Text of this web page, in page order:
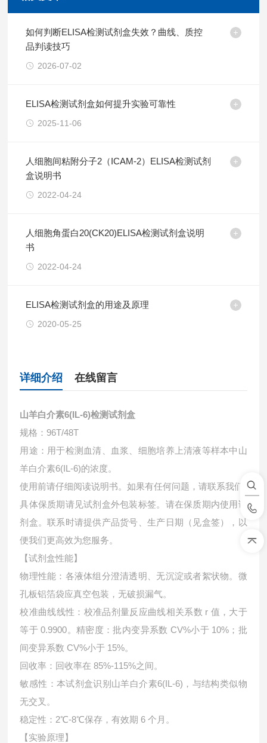
如何判断ELISA检测试剂盒失效？曲线、质控
品判读技巧
2026-07-02
ELISA检测试剂盒如何提升实验可靠性
2025-11-06
人细胞间粘附分子2（ICAM-2）ELISA检测试剂
盒说明书
2022-04-24
人细胞角蛋白20(CK20)ELISA检测试剂盒说明
书
2022-04-24
ELISA检测试剂盒的用途及原理
2020-05-25
详细介绍 在线留言
山羊白介素6(IL-6)检测试剂盒
规格：96T/48T
用途：用于检测血清、血浆、细胞培养上清液等样本中 山
羊白介素6(IL-6)的浓度。
使用前请仔细阅读说明书。如果有任何问题，请联系我们
具体保质期请见试剂盒外包装标签。请在保质期内使用试
剂盒。联系时请提供产品货号、生产日期（见盒签），以
便我们更高效为您服务。
【试剂盒性能】
物理性能：各液体组分澄清透明、无沉淀或者絮状物。微
孔板铝箔袋应真空包装，无破损漏气。
校准曲线线性：校准品剂量反应曲线相关系数 r 值，大于
等于 0.9900。精密度：批内变异系数 CV%小于 10%；批
间变异系数 CV%小于 15%。
回收率：回收率在 85%-115%之间。
敏感性：本试剂盒识别山羊白介素6(IL-6)，与结构类似物
无交叉。
稳定性：2℃-8℃保存，有效期 6 个月。
【实验原理】